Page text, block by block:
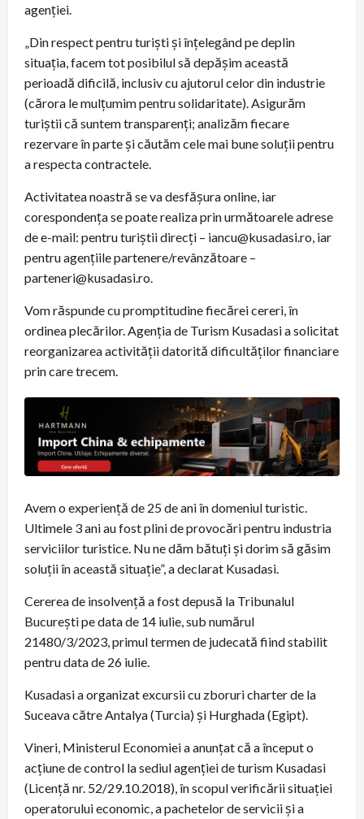
agenției.
„Din respect pentru turiști și înțelegând pe deplin
situația, facem tot posibilul să depășim această
perioadă dificilă, inclusiv cu ajutorul celor din industrie
(cărora le mulțumim pentru solidaritate). Asigurăm
turiștii că suntem transparenți; analizăm fiecare
rezervare în parte și căutăm cele mai bune soluții pentru
a respecta contractele.
Activitatea noastră se va desfășura online, iar
corespondența se poate realiza prin următoarele adrese
de e-mail: pentru turiștii direcți – iancu@kusadasi.ro, iar
pentru agențiile partenere/revânzătoare –
parteneri@kusadasi.ro.
Vom răspunde cu promptitudine fiecărei cereri, în
ordinea plecărilor. Agenția de Turism Kusadasi a solicitat
reorganizarea activității datorită dificultăților financiare
prin care trecem.
Avem o experiență de 25 de ani în domeniul turistic.
Ultimele 3 ani au fost plini de provocări pentru industria
serviciilor turistice. Nu ne dăm bătuți și dorim să găsim
soluții în această situație”, a declarat Kusadasi.
Cererea de insolvență a fost depusă la Tribunalul
București pe data de 14 iulie, sub numărul
21480/3/2023, primul termen de judecată fiind stabilit
pentru data de 26 iulie.
Kusadasi a organizat excursii cu zboruri charter de la
Suceava către Antalya (Turcia) și Hurghada (Egipt).
Vineri, Ministerul Economiei a anunțat că a început o
acțiune de control la sediul agenției de turism Kusadasi
(Licență nr. 52/29.10.2018), în scopul verificării situației
operatorului economic, a pachetelor de servicii și a